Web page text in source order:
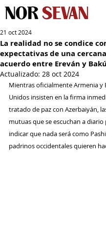
La realidad no se condice
expectativas de una
acuerdo entre Ereván y Bakú
21 oct 2024
Actualizado: 28 oct 2024
Mientras oficialmente Armenia y
Unidos insisten en la firma
tratado de paz con Azerbaiyán,
mutuas que se escuchan a diario
indicar que nada será como
padrinos occidentales quieren